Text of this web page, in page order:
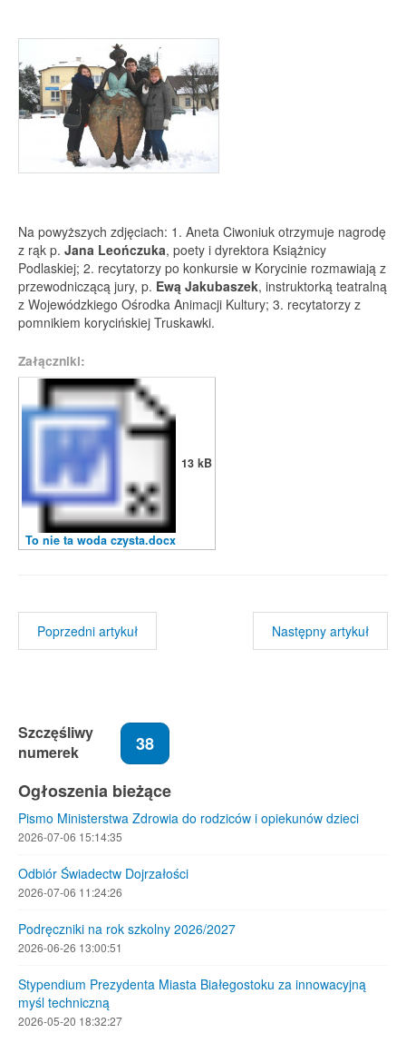
Na powyższych zdjęciach: 1. Aneta Ciwoniuk otrzymuje nagrodę
z rąk p. Jana Leończuka, poety i dyrektora Książnicy
Podlaskiej; 2. recytatorzy po konkursie w Korycinie rozmawiają z
przewodniczącą jury, p. Ewą Jakubaszek, instruktorką teatralną
z Wojewódzkiego Ośrodka Animacji Kultury; 3. recytatorzy z
pomnikiem korycińskiej Truskawki.
Załączniki:
To nie ta woda czysta.docx
13 kB
Poprzedni artykuł Następny artykuł
Szczęśliwy
numerek
38
Ogłoszenia bieżące
Pismo Ministerstwa Zdrowia do rodziców i opiekunów dzieci
2026-07-06 15:14:35
Odbiór Świadectw Dojrzałości
2026-07-06 11:24:26
Podręczniki na rok szkolny 2026/2027
2026-06-26 13:00:51
Stypendium Prezydenta Miasta Białegostoku za innowacyjną
myśl techniczną
2026-05-20 18:32:27